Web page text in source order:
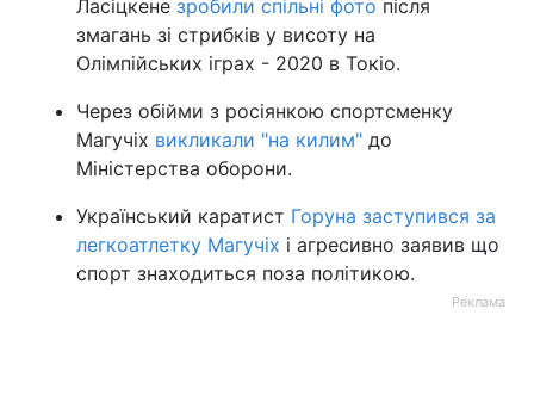
Ласіцкене зробили спільні фото після
змагань зі стрибків у висоту на
Олімпійських іграх - 2020 в Токіо.
Через обійми з росіянкою спортсменку
Магучіх викликали "на килим" до
Міністерства оборони.
Український каратист Горуна заступився за
легкоатлетку Магучіх і агресивно заявив що
спорт знаходиться поза політикою.
Реклама